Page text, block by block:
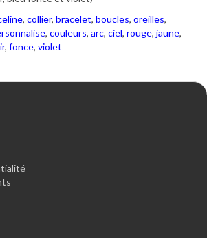
, collier, bracelet, boucles, oreilles,
, couleurs, arc, ciel, rouge, jaune,
, fonce, violet